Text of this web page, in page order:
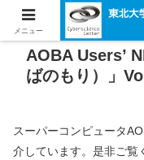
AOBA Users’
ばのもり）」
スーパーコンピュータ
介しています。是非ご覧
メニュー